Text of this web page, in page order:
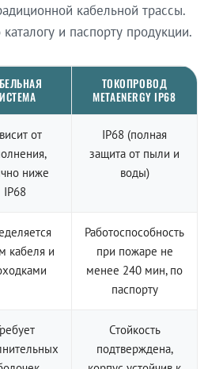
кабельной трассы.
и паспорту продукции.
ТОКОПРОВОД
METAENERGY IP68
от
ниже
IP68
IP68 (полная
защита от пыли и
воды)
кабеля и
Работоспособность
при пожаре не
менее 240 мин, по
паспорту
Стойкость
подтверждена,